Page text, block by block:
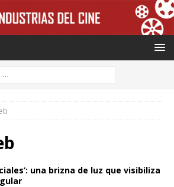
una brizna de luz que visibiliza